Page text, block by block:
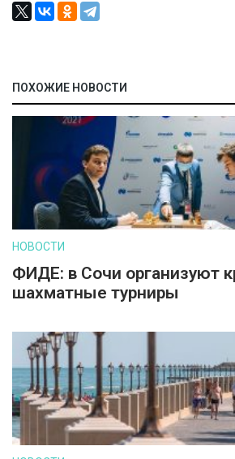
ПОХОЖИЕ НОВОСТИ
НОВОСТИ
ФИДЕ: в Сочи организуют
шахматные турниры